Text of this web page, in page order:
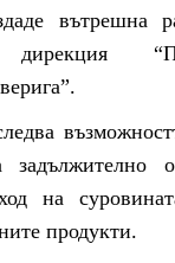
вътрешна
на
продукти.